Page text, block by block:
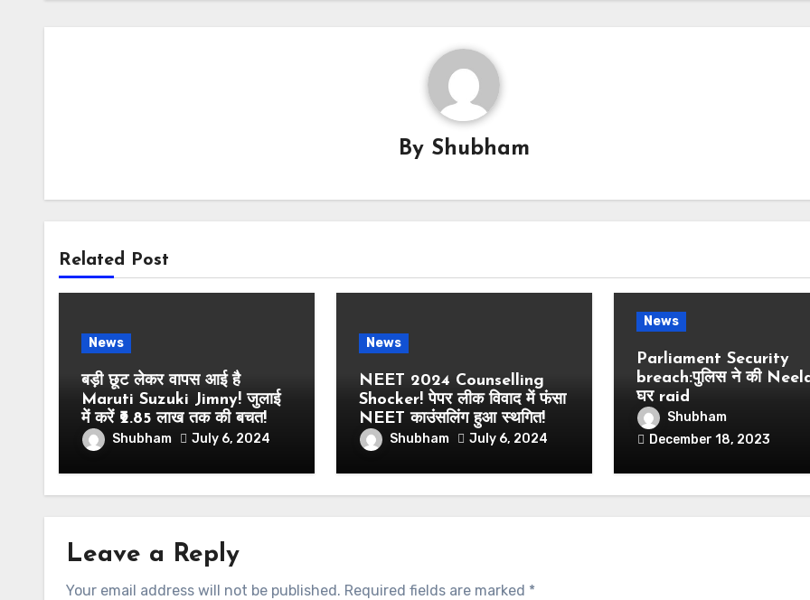
By Shubham
Related Post
News
बड़ी छूट लेकर वापस आई है
Maruti Suzuki Jimny! जुलाई
में करें ₹2.85 लाख तक की बचत!
Shubham July 6, 2024
News
NEET 2024 Counselling
Shocker! पेपर लीक विवाद में फंसा
NEET काउंसलिंग हुआ स्थगित!
Shubham July 6, 2024
News
Parliament Security
breach:पुलिस ने की
घर raid
Shubham
December 18, 2023
Leave a Reply
Your email address will not be published. Required fields are marked *